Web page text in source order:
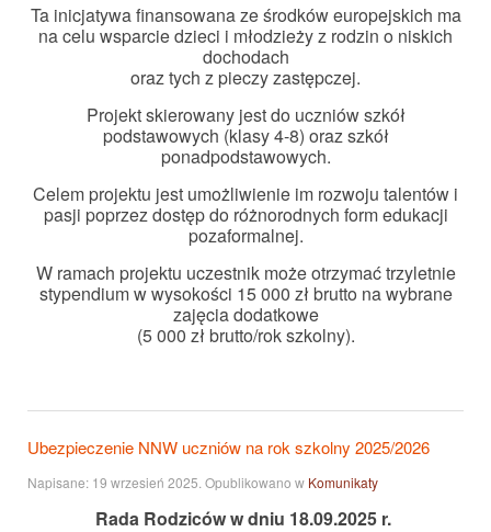
Ta inicjatywa finansowana ze środków europejskich ma
na celu wsparcie dzieci i młodzieży z rodzin o niskich
dochodach
oraz tych z pieczy zastępczej.
Projekt skierowany jest do uczniów szkół
podstawowych (klasy 4-8) oraz szkół
ponadpodstawowych.
Celem projektu jest umożliwienie im rozwoju talentów i
pasji poprzez dostęp do różnorodnych form edukacji
pozaformalnej.
W ramach projektu uczestnik może otrzymać trzyletnie
stypendium w wysokości 15 000 zł brutto na wybrane
zajęcia dodatkowe
(5 000 zł brutto/rok szkolny).
Ubezpieczenie NNW uczniów na rok szkolny 2025/2026
Napisane: 19 wrzesień 2025 . Opublikowano w Komunikaty
Rada Rodziców w dniu 18.09.2025 r.